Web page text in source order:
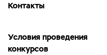
Контакты
Условия проведения
конкурсов